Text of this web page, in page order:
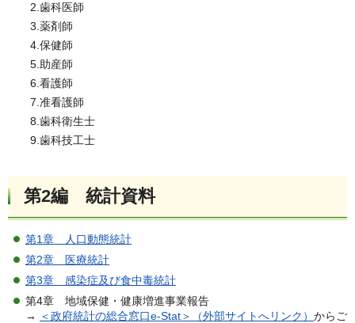
2.歯科医師
3.薬剤師
4.保健師
5.助産師
6.看護師
7.准看護師
8.歯科衛生士
9.歯科技工士
第2編 統計資料
第1章 人口動態統計
第2章 医療統計
第3章 感染症及び食中毒統計
第4章 地域保健・健康増進事業報告
→
＜政府統計の総合窓口e-Stat＞（外部サイトへリンク） からご